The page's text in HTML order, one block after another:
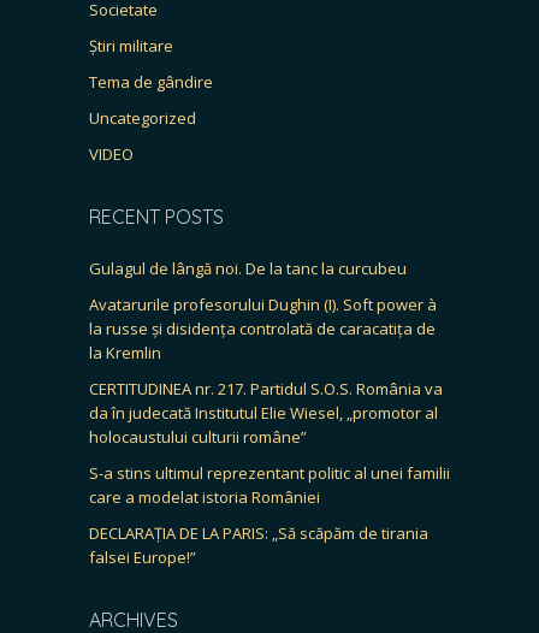
Societate
Știri militare
Tema de gândire
Uncategorized
VIDEO
RECENT POSTS
Gulagul de lângă noi. De la tanc la curcubeu
Avatarurile profesorului Dughin (I). Soft power à
la russe și disidența controlată de caracatița de
la Kremlin
CERTITUDINEA nr. 217. Partidul S.O.S. România va
da în judecată Institutul Elie Wiesel, „promotor al
holocaustului culturii române”
S-a stins ultimul reprezentant politic al unei familii
care a modelat istoria României
DECLARAȚIA DE LA PARIS: „Să scăpăm de tirania
falsei Europe!”
ARCHIVES